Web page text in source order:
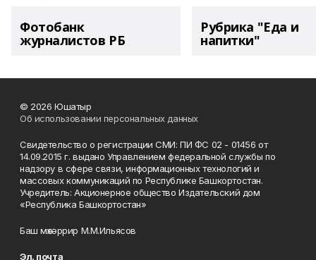
Фотобанк
журналистов РБ
Рубрика "Еда и
напитки"
© 2026 Юшатыр
Об использовании персональных данных
Свидетельство о регистрации СМИ: ПИ ФС 02 - 01456 от
14.09.2015 г. выдано Управлением федеральной службы по
надзору в сфере связи, информационных технологий и
массовых коммуникаций по Республике Башкортостан.
Учредитель: Акционерное общество Издательский дом
«Республика Башкортостан»
Баш мөхәррир М.М.Ильясов
Эл. почта